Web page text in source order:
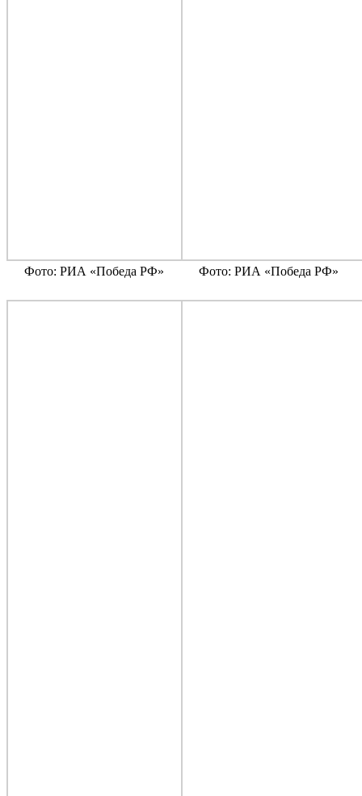
Фото: РИА «Победа РФ» Фото: РИА «Победа РФ»